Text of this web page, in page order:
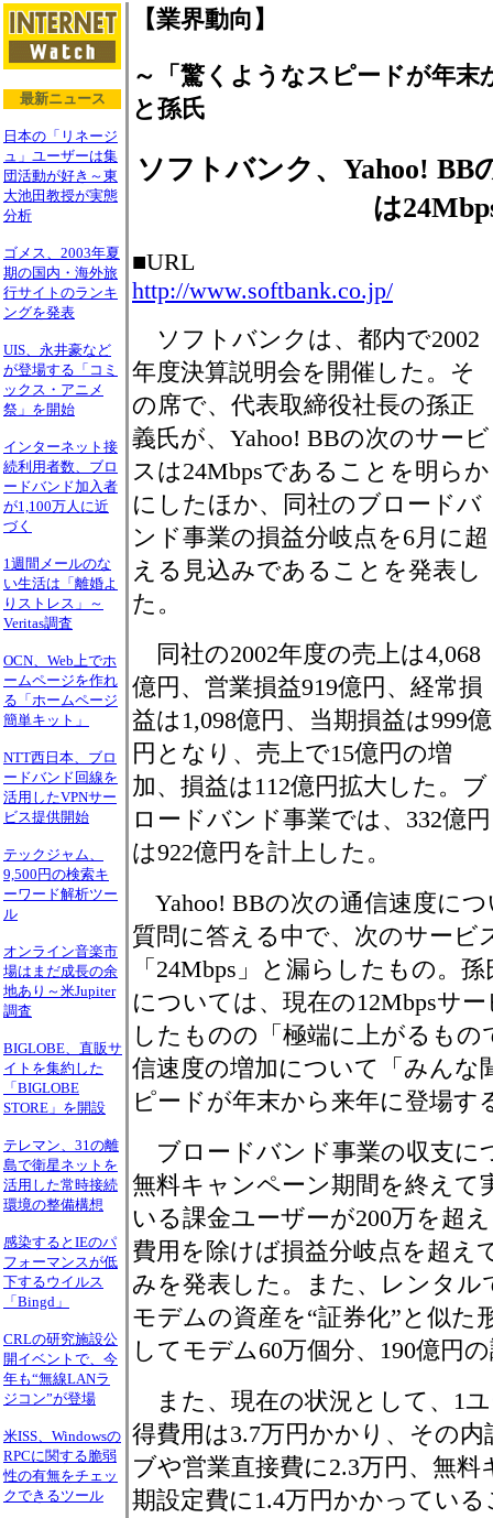
最新ニュース
日本の「リネージ
ュ」ユーザーは集
団活動が好き～東
大池田教授が実態
分析
ゴメス、2003年夏
期の国内・海外旅
行サイトのランキ
ングを発表
UIS、永井豪など
が登場する「コミ
ックス・アニメ
祭」を開始
インターネット接
続利用者数、ブロ
ードバンド加入者
が1,100万人に近
づく
1週間メールのな
い生活は「離婚よ
りストレス」～
Veritas調査
OCN、Web上でホ
ームページを作れ
る「ホームページ
簡単キット」
NTT西日本、ブロ
ードバンド回線を
活用したVPNサー
ビス提供開始
テックジャム、
9,500円の検索キ
ーワード解析ツー
ル
オンライン音楽市
場はまだ成長の余
地あり～米Jupiter
調査
BIGLOBE、直販サ
イトを集約した
「BIGLOBE
STORE」を開設
テレマン、31の離
島で衛星ネットを
活用した常時接続
環境の整備構想
感染するとIEのパ
フォーマンスが低
下するウイルス
「Bingd」
CRLの研究施設公
開イベントで、今
年も“無線LANラ
ジコン”が登場
米ISS、Windowsの
RPCに関する脆弱
性の有無をチェッ
クできるツール
【業界動向】
～「驚くようなスピードが年末
と孫氏
ソフトバンク、Yahoo! BB
は
■URL
http://www.softbank.co.jp/
ソフトバンクは、都内で2002
年度決算説明会を開催した。そ
の席で、代表取締役社長の孫正
義氏が、Yahoo! BBの次のサービ
スは24Mbpsであることを明らか
にしたほか、同社のブロードバ
ンド事業の損益分岐点を6月に超
える見込みであることを発表し
た。
同社の2002年度の売上は4,068
億円、営業損益919億円、経常損
益は1,098億円、当期損益は999億
円となり、売上で15億円の増
加、損益は112億円拡大した。ブ
ロードバンド事業では、332億
は922億円を計上した。
Yahoo! BBの次の通信速度に
質問に答える中で、次のサービ
「24Mbps」と漏らしたもの。
については、現在の12Mbpsサ
したものの「極端に上がるも
信速度の増加について「みんな
ピードが年末から来年に登場す
ブロードバンド事業の収支に
無料キャンペーン期間を終えて
いる課金ユーザーが200万を超
費用を除けば損益分岐点を超え
みを発表した。また、レンタル
モデムの資産を“証券化”と似た
してモデム60万個分、190億円
また、現在の状況として、1
得費用は3.7万円かかり、その
ブや営業直接費に2.3万円、無
期設定費に1.4万円かかってい